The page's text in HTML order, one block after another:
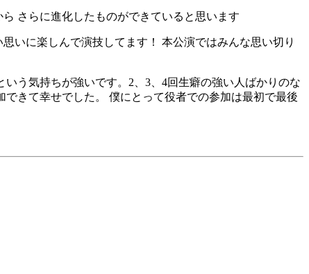
さらに進化したものができていると思います
いに楽しんで演技してます！ 本公演ではみんな思い切り
う気持ちが強いです。2、3、4回生癖の強い人ばかりのな
きて幸せでした。 僕にとって役者での参加は最初で最後